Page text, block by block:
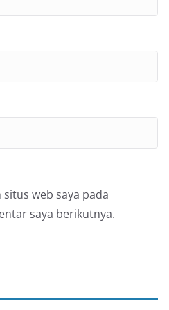
web saya pada
saya berikutnya.